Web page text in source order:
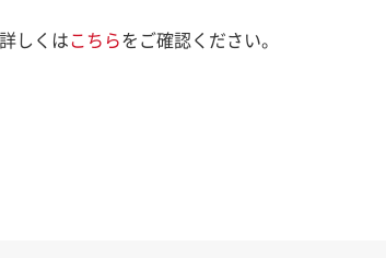
詳しくはこちらをご確認ください。